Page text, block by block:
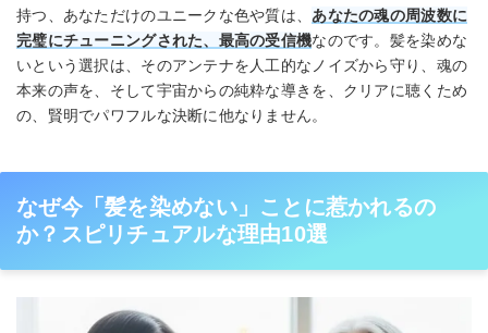
持つ、あなただけのユニークな色や質は、 あなたの魂の周波数に
完璧にチューニングされた、最高の受信機なのです。髪を染めな
いという選択は、そのアンテナを人工的なノイズから守り、魂の
本来の声を、そして宇宙からの純粋な導きを、クリアに聴くため
の、賢明でパワフルな決断に他なりません。
なぜ今「髪を染めない」ことに惹かれるの
か？スピリチュアルな理由10選